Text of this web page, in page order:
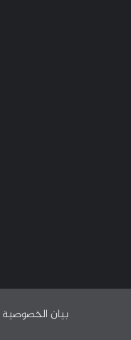
بيان الخصوصية